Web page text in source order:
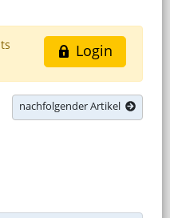
Login
nachfolgender Artikel